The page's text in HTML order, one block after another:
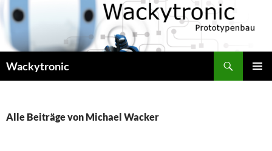
Zum
Inhalt
Wackytronic
Alle Beiträge von Michael Wacker